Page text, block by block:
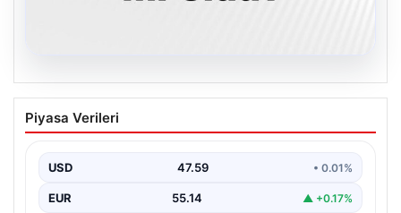
05.08.2026
05 Ağustos 2026 Türkiye’de Son
Depremler ve AFAD Güncellemeleri
05 Ağustos 2026 tarihinde gerçekleşen depremlerle
ilgili son…
Piyasa Verileri
USD 47.59 • 0.01%
EUR 55.14 ▲ +0.17%